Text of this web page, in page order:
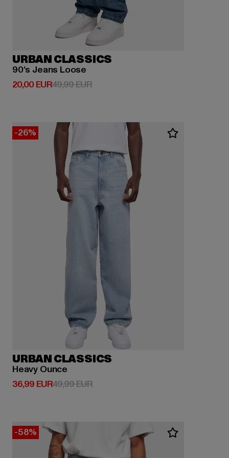
URBAN CLASSICS
90‘s Jeans Loose
20,00 EUR
Prix courant: 20,00 EUR
49,99 EURPrix en promotion: 49,99 EUR
-26%
URBAN CLASSICS
Heavy Ounce
36,99 EUR
Prix courant: 36,99 EUR
49,99 EURPrix en promotion: 49,99 EUR
-58%